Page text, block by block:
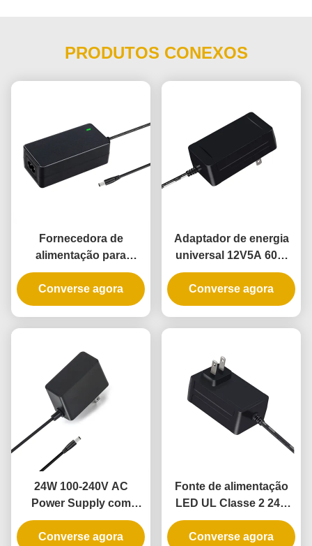
PRODUTOS CONEXOS
Fornecedora de
alimentação para
computadores de
escritório UL classe 2
12V 5A com garantia de
Converse agora
Adaptador de energia
universal 12V5A 60W
com 3 anos de garantia
para luzes de corda
LED flexíveis
Converse agora
24W 100-240V AC
Power Supply com
100% PC Material para
LED Strip Lights e
Converse agora
Fonte de alimentação
LED UL Classe 2 24V
2A 48W com entrada
100-240V para fita de luz
Converse agora